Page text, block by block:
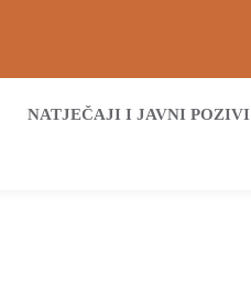
NATJEČAJI I JAVNI POZIVI